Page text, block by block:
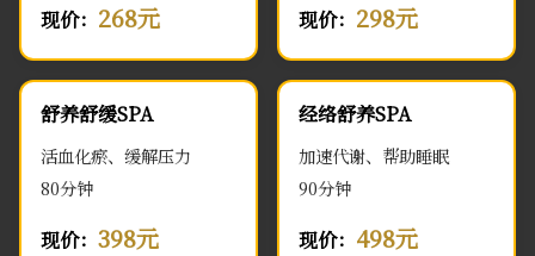
现价： 268元 现价： 298元
舒养舒缓SPA
活血化瘀、缓解压力
80分钟
现价： 398元
经络舒养SPA
加速代谢、帮助睡眠
90分钟
现价： 498元